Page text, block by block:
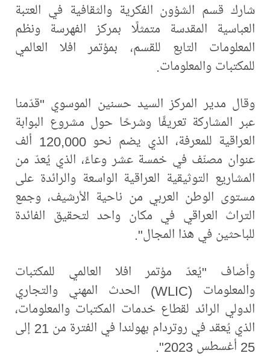
شارك قسم الشؤون الفكرية والثقافية في العتبة
العباسية المقدسة متمثلًا بمركز الفهرسة ونظم
المعلومات التابع للقسم، بمؤتمر افلا العالمي
للمكتبات والمعلومات.
وقال مدير المركز السيد حسنين الموسوي "قدّمنا
عبر المشاركة تعريفًا وشرحًا حول مشروع البوابة
العراقية للمعرفة، الذي يضم نحو 120,000 ألف
عنوان مصنّف في خمسة عشر وعاءً، الذي يُعدّ من
المشاريع التوثيقية العراقية الواسعة والرائدة على
مستوى الوطن العربي من ناحية الأرشيف، وجمع
التراث العراقي في مكان واحد لتحقيق الفائدة
للباحثين في هذا المجال".
وأضاف "يُعدّ مؤتمر افلا العالمي للمكتبات
والمعلومات (WLIC) الحدث المهني والتجاري
الدولي الرائد لقطاع خدمات المكتبات والمعلومات،
الذي يُعقد في روتردام بهولندا في الفترة من 21 إلى
25 أغسطس 2023".